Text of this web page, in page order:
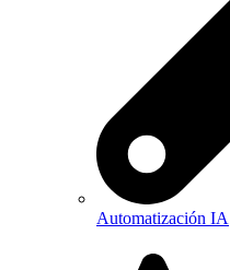
Automatización IA